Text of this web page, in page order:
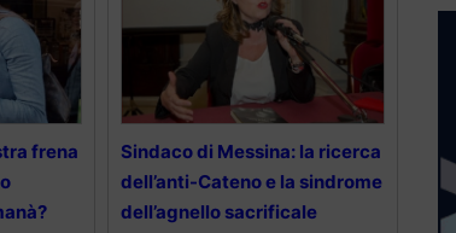
frena
Sindaco di Messina: la ricerca
dell’anti-Cateno e la sindrome
dell’agnello sacrificale